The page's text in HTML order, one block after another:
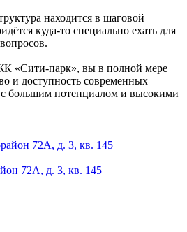
находится в шаговой
куда-то специально ехать для
«Сити-парк», вы в полной мере
и доступность современных
с большим потенциалом и высокими
72А, д. 3, кв. 145